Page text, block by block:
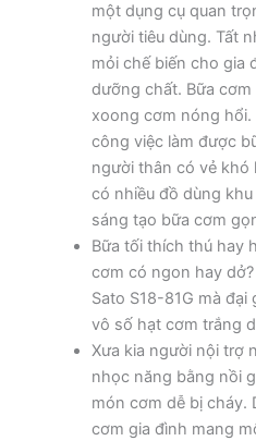
một dụng cụ quan
người tiêu dùng. Tất
mỏi chế biến cho gia
dưỡng chất. Bữa
xoong cơm nóng
công việc làm được
người thân có vẻ khó
có nhiều đồ dùng
sáng tạo bữa cơm
Bữa tối thích thú hay
cơm có ngon hay
Sato S18-81G mà
vô số hạt cơm trắng
Xưa kia người nội trợ
nhọc năng bằng nồi
món cơm dễ bị cháy.
cơm gia đình mang